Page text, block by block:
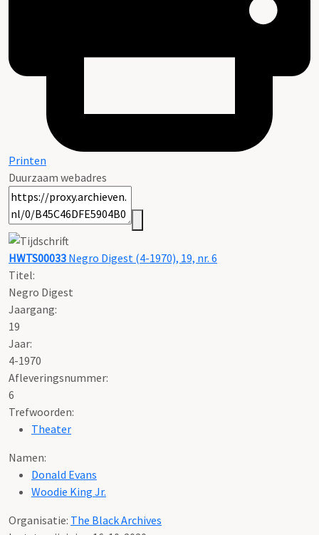
Printen
Duurzaam webadres
HWTS00033 Negro Digest (4-1970), 19, nr. 6
Titel:
Negro Digest
Jaargang:
19
Jaar:
4-1970
Afleveringsnummer:
6
Trefwoorden:
Theater
Namen:
Donald Evans
Woodie King Jr.
Organisatie: The Black Archives